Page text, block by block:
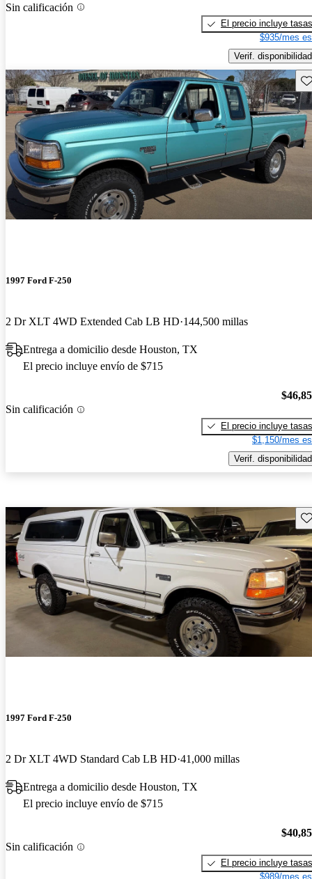
Sin calificación
El precio incluye tasas
$935/mes
Verif. disponibilidad
1997 Ford F-250
2 Dr XLT 4WD Extended Cab LB HD 144,500 millas
Entrega a domicilio desde Houston, TX
El precio incluye envío de $715
Sin calificación
El precio incluye tasas
$1,150/mes
Verif. disponibilidad
1997 Ford F-250
2 Dr XLT 4WD Standard Cab LB HD 41,000 millas
Entrega a domicilio desde Houston, TX
El precio incluye envío de $715
Sin calificación
El precio incluye tasas
$989/mes